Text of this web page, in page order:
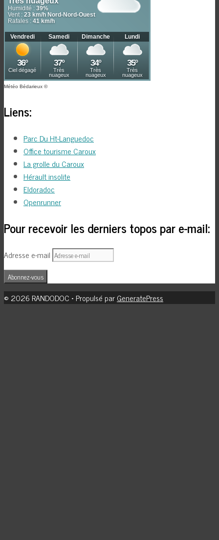
Météo Bédarieux ©
Liens:
Parc Du Ht-Languedoc
Office tourisme Caroux
La grolle du Caroux
Hérault insolite
Eldoradoc
Openrunner
Pour recevoir les derniers topos par e-mail:
Adresse e-mail
Abonnez-vous
© 2026 RANDODOC • Propulsé parGeneratePress